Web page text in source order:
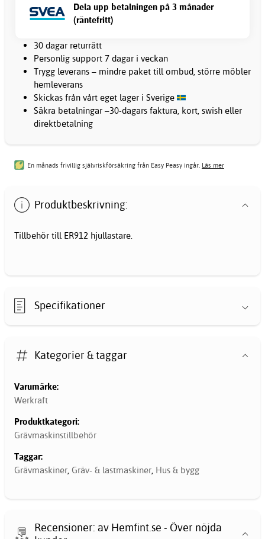
Dela upp betalningen på 3 månader
(räntefritt)
30 dagar returrätt
Personlig support 7 dagar i veckan
Trygg leverans – mindre paket till ombud, större möbler
hemleverans
Skickas från vårt eget lager i Sverige
Säkra betalningar –30-dagars faktura, kort, swish eller
direktbetalning
En månads frivillig självriskförsäkring från Easy Peasy ingår. Läs mer
Produktbeskrivning:
Tillbehör till ER912 hjullastare.
Specifikationer
Kategorier & taggar
Varumärke:
Werkraft
Produktkategori:
Grävmaskinstillbehör
Taggar:
Grävmaskiner, Gräv- & lastmaskiner, Hus & bygg
Recensioner: av Hemfint.se - Över nöjda